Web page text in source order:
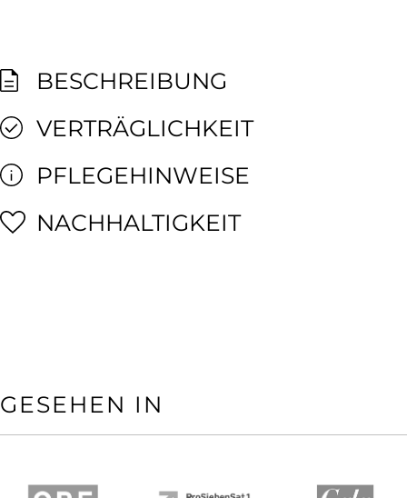
BESCHREIBUNG
VERTRÄGLICHKEIT
PFLEGEHINWEISE
NACHHALTIGKEIT
GESEHEN IN